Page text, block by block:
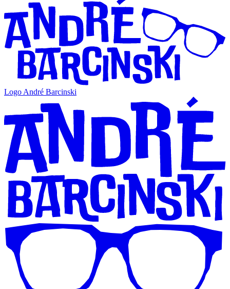
Logo André Barcinski